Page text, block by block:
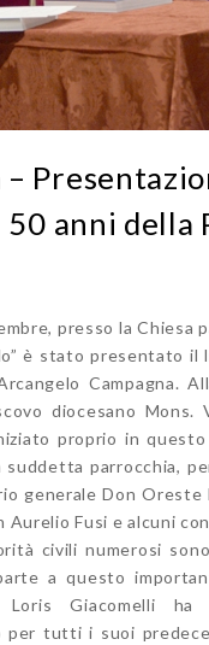
50 anni della
presso la Chiesa
è stato presentato il
Campagna.
diocesano Mons.
proprio in
suddetta parrocchia,
generale Don
Aurelio Fusi e alcuni
civili numerosi
a questo
Loris Giacomelli
per tutti i suoi